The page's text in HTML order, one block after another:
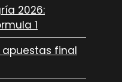
2026:
1
apuestas final